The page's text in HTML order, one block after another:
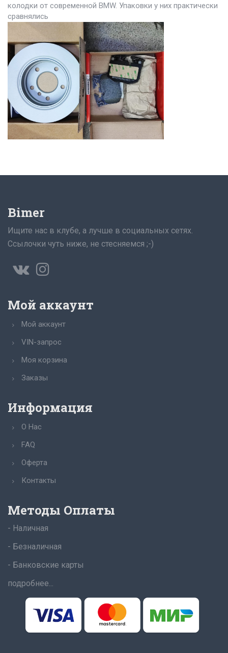
колодки от современной BMW. Упаковки у них практически
сравнялись
Bimer
Ищите нас в клубе, а лучше в социальных сетях.
Ссылочки чуть ниже, не стесняемся ;-)
Мой аккаунт
Мой аккаунт
VIN-запрос
Моя корзина
Заказы
Информация
О Нас
FAQ
Оферта
Контакты
Методы Оплаты
- Наличная
- Безналичная
- Банковские карты
подробнее...